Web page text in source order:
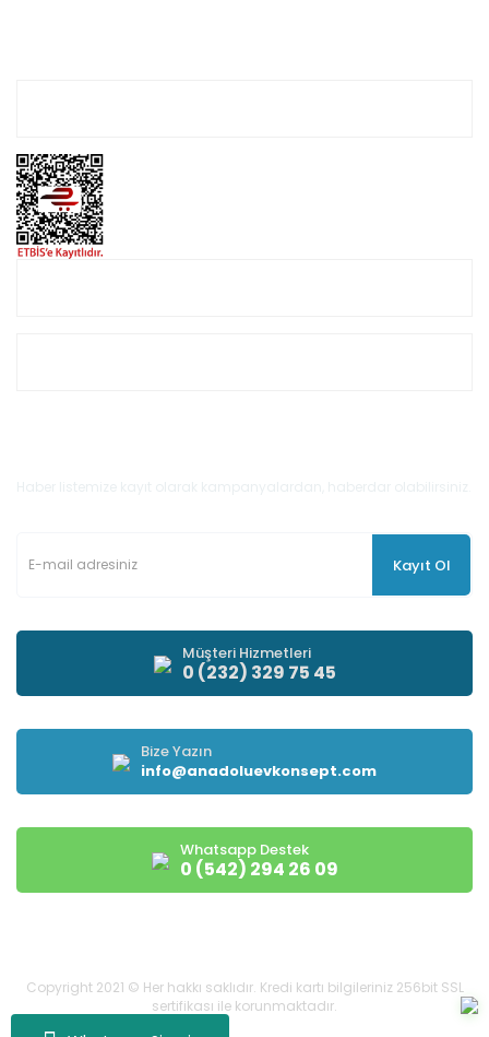
Kayıt Ol
Müşteri Hizmetleri
0 (232) 329 75 45
Bize Yazın
info@anadoluevkonsept.com
Whatsapp Destek
0 (542) 294 26 09
Copyright 2021 © Her hakkı saklıdır. Kredi kartı bilgileriniz 256bit SSL
sertifikası ile korunmaktadır.